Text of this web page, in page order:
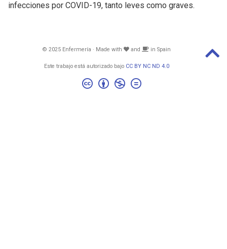
infecciones por COVID-19, tanto leves como graves.
© 2025 Enfermería · Made with and in Spain
Este trabajo está autorizado bajo CC BY NC ND 4.0